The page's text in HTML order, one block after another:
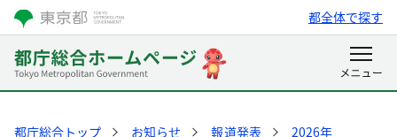
都全体で探す
都庁総合トップ お知らせ 報道発表
2026年